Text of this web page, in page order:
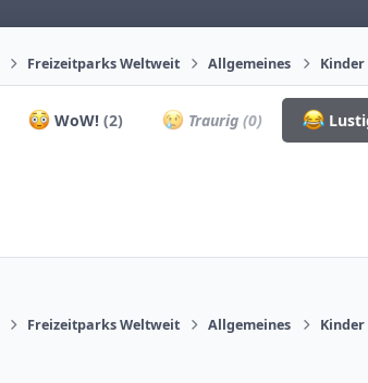
Freizeitparks Weltweit Allgemeines Kinder
WoW! (2) Traurig(0)
Freizeitparks Weltweit Allgemeines Kinder